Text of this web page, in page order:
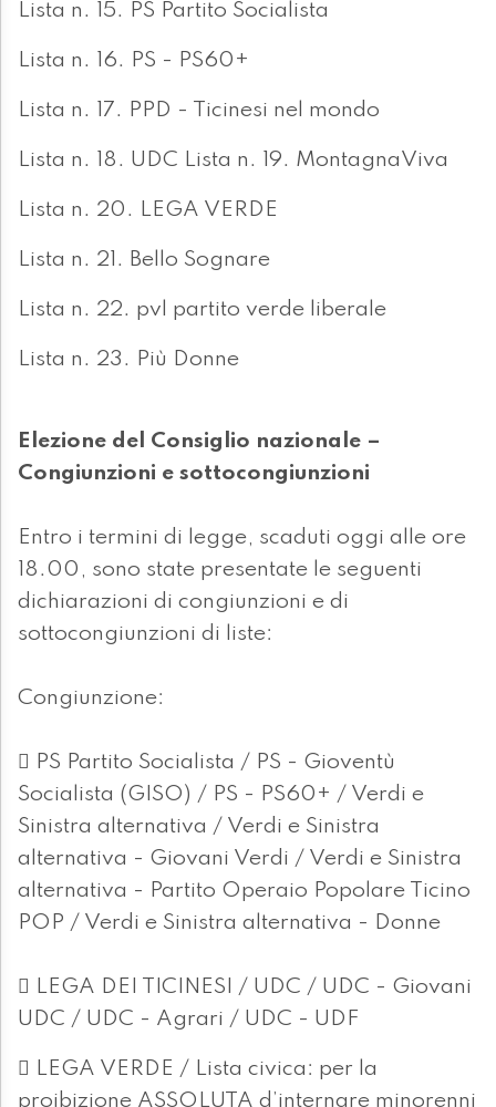
Lista n. 15. PS Partito Socialista
Lista n. 16. PS - PS60+
Lista n. 17. PPD - Ticinesi nel mondo
Lista n. 18. UDC Lista n. 19. MontagnaViva
Lista n. 20. LEGA VERDE
Lista n. 21. Bello Sognare
Lista n. 22. pvl partito verde liberale
Lista n. 23. Più Donne
Elezione del Consiglio nazionale –
Congiunzioni e sottocongiunzioni
Entro i termini di legge, scaduti oggi alle ore
18.00, sono state presentate le seguenti
dichiarazioni di congiunzioni e di
sottocongiunzioni di liste:
Congiunzione:
 PS Partito Socialista / PS - Gioventù
Socialista (GISO) / PS - PS60+ / Verdi e
Sinistra alternativa / Verdi e Sinistra
alternativa - Giovani Verdi / Verdi e Sinistra
alternativa - Partito Operaio Popolare Ticino
POP / Verdi e Sinistra alternativa - Donne
 LEGA DEI TICINESI / UDC / UDC - Giovani
UDC / UDC - Agrari / UDC - UDF
 LEGA VERDE / Lista civica: per la
proibizione ASSOLUTA d’internare minorenni